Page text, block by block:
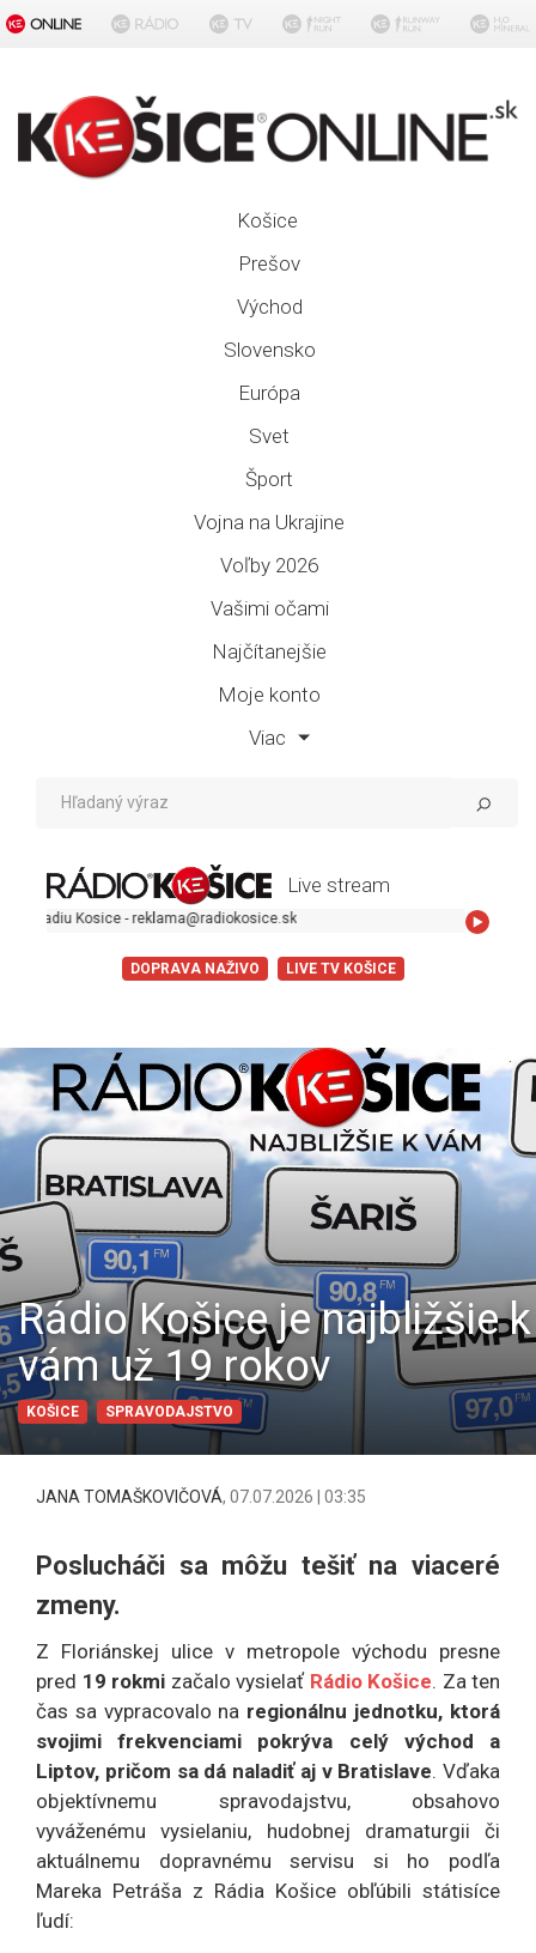
Košice
Prešov
Východ
Slovensko
Európa
Svet
Šport
Vojna na Ukrajine
Voľby 2026
Vašimi očami
Najčítanejšie
Moje konto
Viac
Live stream
- reklama@radiokosice.sk
DOPRAVA NAŽIVO LIVE TV KOŠICE
Rádio Košice je najbližšie k
vám už 19 rokov
KOŠICE SPRAVODAJSTVO
JANA TOMAŠKOVIČOVÁ, 07.07.2026 | 03:35
Poslucháči sa môžu tešiť na viaceré
zmeny.
Z Floriánskej ulice v metropole východu presne
pred 19 rokmi začalo vysielať Rádio Košice. Za ten
čas sa vypracovalo na regionálnu jednotku, ktorá
svojimi frekvenciami pokrýva celý východ a
Liptov, pričom sa dá naladiť aj v Bratislave. Vďaka
objektívnemu spravodajstvu, obsahovo
vyváženému vysielaniu, hudobnej dramaturgii či
aktuálnemu dopravnému servisu si ho podľa
Mareka Petráša z Rádia Košice obľúbili státisíce
ľudí: